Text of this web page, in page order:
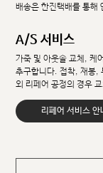
배송은 한진택배를 통해
A/S 서비스
가죽 및 아웃솔 교체, 케
추구합니다. 접착, 재봉,
외 리페어 공정의 경우
리페어 서비스 안